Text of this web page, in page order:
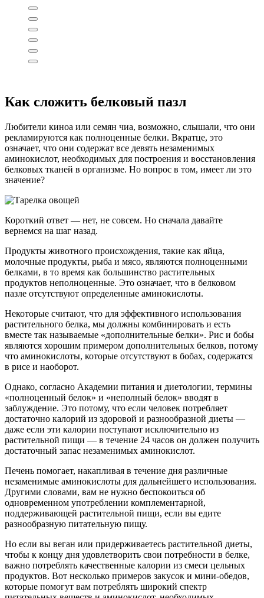
Как сложить белковый пазл
Любители киноа или семян чиа, возможно, слышали, что они
рекламируются как полноценные белки. Вкратце, это
означает, что они содержат все девять незаменимых
аминокислот, необходимых для построения и восстанов­ления
белковых тканей в организме. Но вопрос в том, имеет ли это
значение?
Короткий ответ — нет, не совсем. Но сначала давайте
вернемся на шаг назад.
Продукты животного происхождения, такие как яйца,
молочные продукты, рыба и мясо, являются полноценными
белками, в то время как большинство растительных
продуктов неполноценные. Это означает, что в белковом
пазле отсутствуют определенные аминокислоты.
Некоторые считают, что для эффективного использова­ния
растительного белка, мы должны комбинировать и есть
вместе так называемые «дополнительные белки». Рис и бобы
являются хорошим примером дополнительных белков, потому
что аминокислоты, которые отсутствуют в бобах, содержатся
в рисе и наоборот.
Однако, согласно Академии питания и диетологии, термины
«полноценный белок» и «неполный белок» вводят в
заблуждение. Это потому, что если человек потребляет
достаточно калорий из здоровой и разнообразной диеты —
даже если эти калории поступают исключительно из
растительной пищи — в течение 24 часов он должен получить
достаточный запас незаменимых аминокислот.
Печень помогает, накапливая в течение дня различные
незаменимые аминокислоты для дальнейшего использова­ния.
Другими словами, вам не нужно беспокоиться об
одновременном употреблении комплементарной,
поддерживающей растительной пищи, если вы едите
разнообразную питательную пищу.
Но если вы веган или придерживаетесь растительной диеты,
чтобы к концу дня удовлетворить свои потребности в белке,
важно потреблять качественные калории из смеси цельных
продуктов. Вот несколько примеров закусок и мини-обедов,
которые помогут вам потреблять широкий спектр